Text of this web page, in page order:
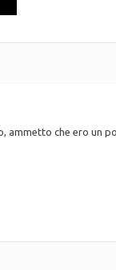
ammetto che ero un